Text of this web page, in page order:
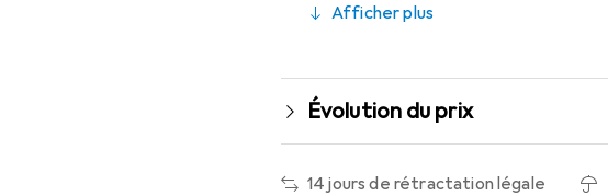
Afficher plus
Évolution du prix
14 jours de rétractation légale